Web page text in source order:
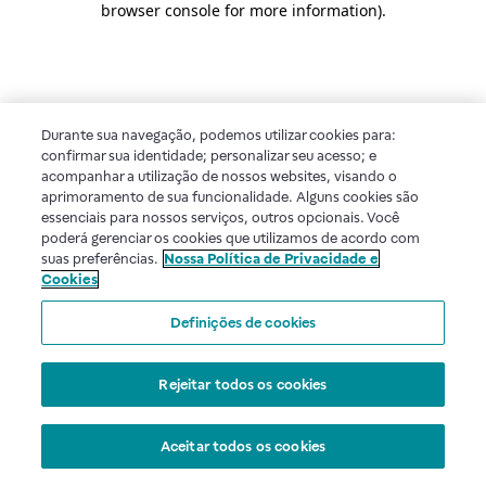
browser console for more information).
Durante sua navegação, podemos utilizar cookies para:
confirmar sua identidade; personalizar seu acesso; e
acompanhar a utilização de nossos websites, visando o
aprimoramento de sua funcionalidade. Alguns cookies são
essenciais para nossos serviços, outros opcionais. Você
poderá gerenciar os cookies que utilizamos de acordo com
suas preferências. Nossa Política de Privacidade e
Cookies
Definições de cookies
Rejeitar todos os cookies
Aceitar todos os cookies